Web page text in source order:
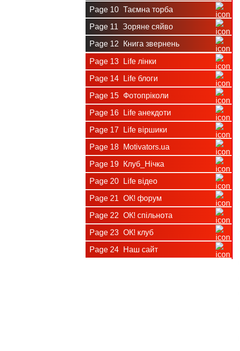
Page 10 Таємна торба
Page 11 Зоряне сяйво
Page 12 Книга звернень
Page 13 Life лінки
Page 14 Life блоги
Page 15 Фотопріколи
Page 16 Life анекдоти
Page 17 Life віршики
Page 18 Motivators.ua
Page 19 Клуб_Нічка
Page 20 Life відео
Page 21 ОК! форум
Page 22 ОК! спільнота
Page 23 ОК! клуб
Page 24 Наш сайт